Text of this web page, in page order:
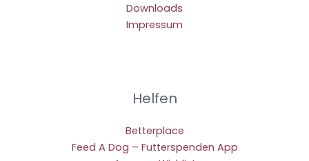
Downloads
Impressum
Helfen
Betterplace
Feed A Dog – Futterspenden App